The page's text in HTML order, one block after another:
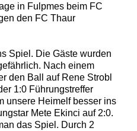
in Fulpmes beim FC
den FC Thaur
Spiel. Die Gäste wurden
Nach einem
den Ball auf Rene Strobl
1:0 Führungstreffer
unsere Heimelf besser ins
Mete Ekinci auf 2:0.
das Spiel. Durch 2